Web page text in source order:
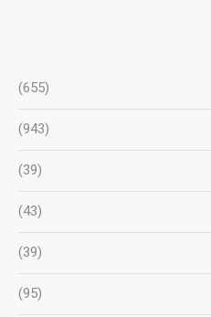
(655)
(943)
(39)
(43)
(39)
(95)